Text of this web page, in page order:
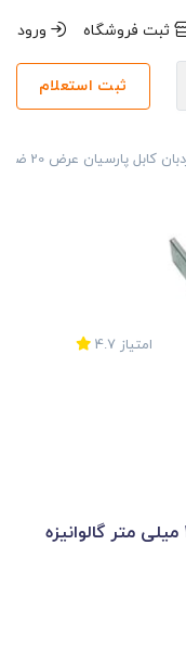
ثبت فروشگاه ورود
ثبت استعلام
کابل پارسیان عرض 20 ضخامت 1 میلی متر گالوانیزه سرد
امتیاز 4.7
نردبان کابل پارسیان عرض 20 ضخامت 1 میلی متر گالوانیزه